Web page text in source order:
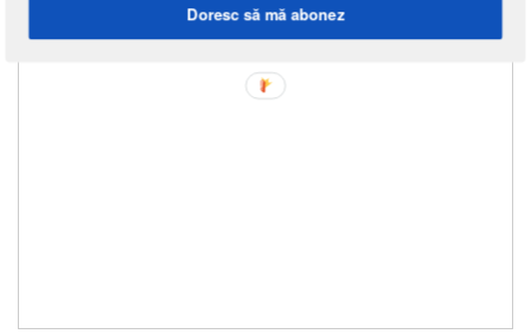
Doresc să mă abonez